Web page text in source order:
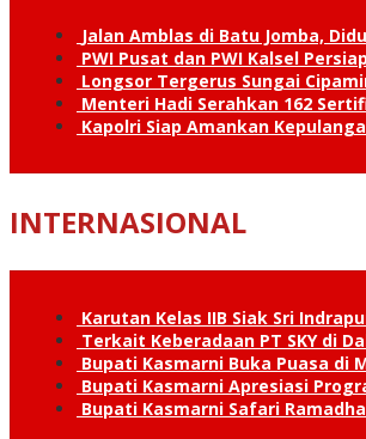
Jalan Amblas di Batu Jomba,
PWI Pusat dan PWI Kalsel
Longsor Tergerus Sungai
Menteri Hadi Serahkan 162
Kapolri Siap Amankan
INTERNASIONAL
Karutan Kelas IIB Siak Sri
Terkait Keberadaan PT SKY di
Bupati Kasmarni Buka Puasa di
Bupati Kasmarni Apresiasi
Bupati Kasmarni Safari